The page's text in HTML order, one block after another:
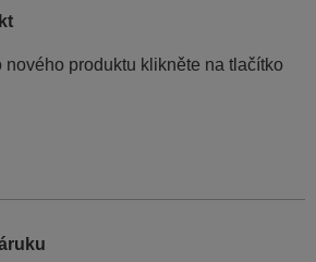
nového produktu klikněte na tlačítko